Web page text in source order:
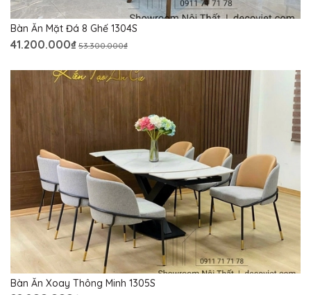
Bàn Ăn Mặt Đá 8 Ghế 1304S
41.200.000₫ 53.300.000₫
Bàn Ăn Xoay Thông Minh 1305S